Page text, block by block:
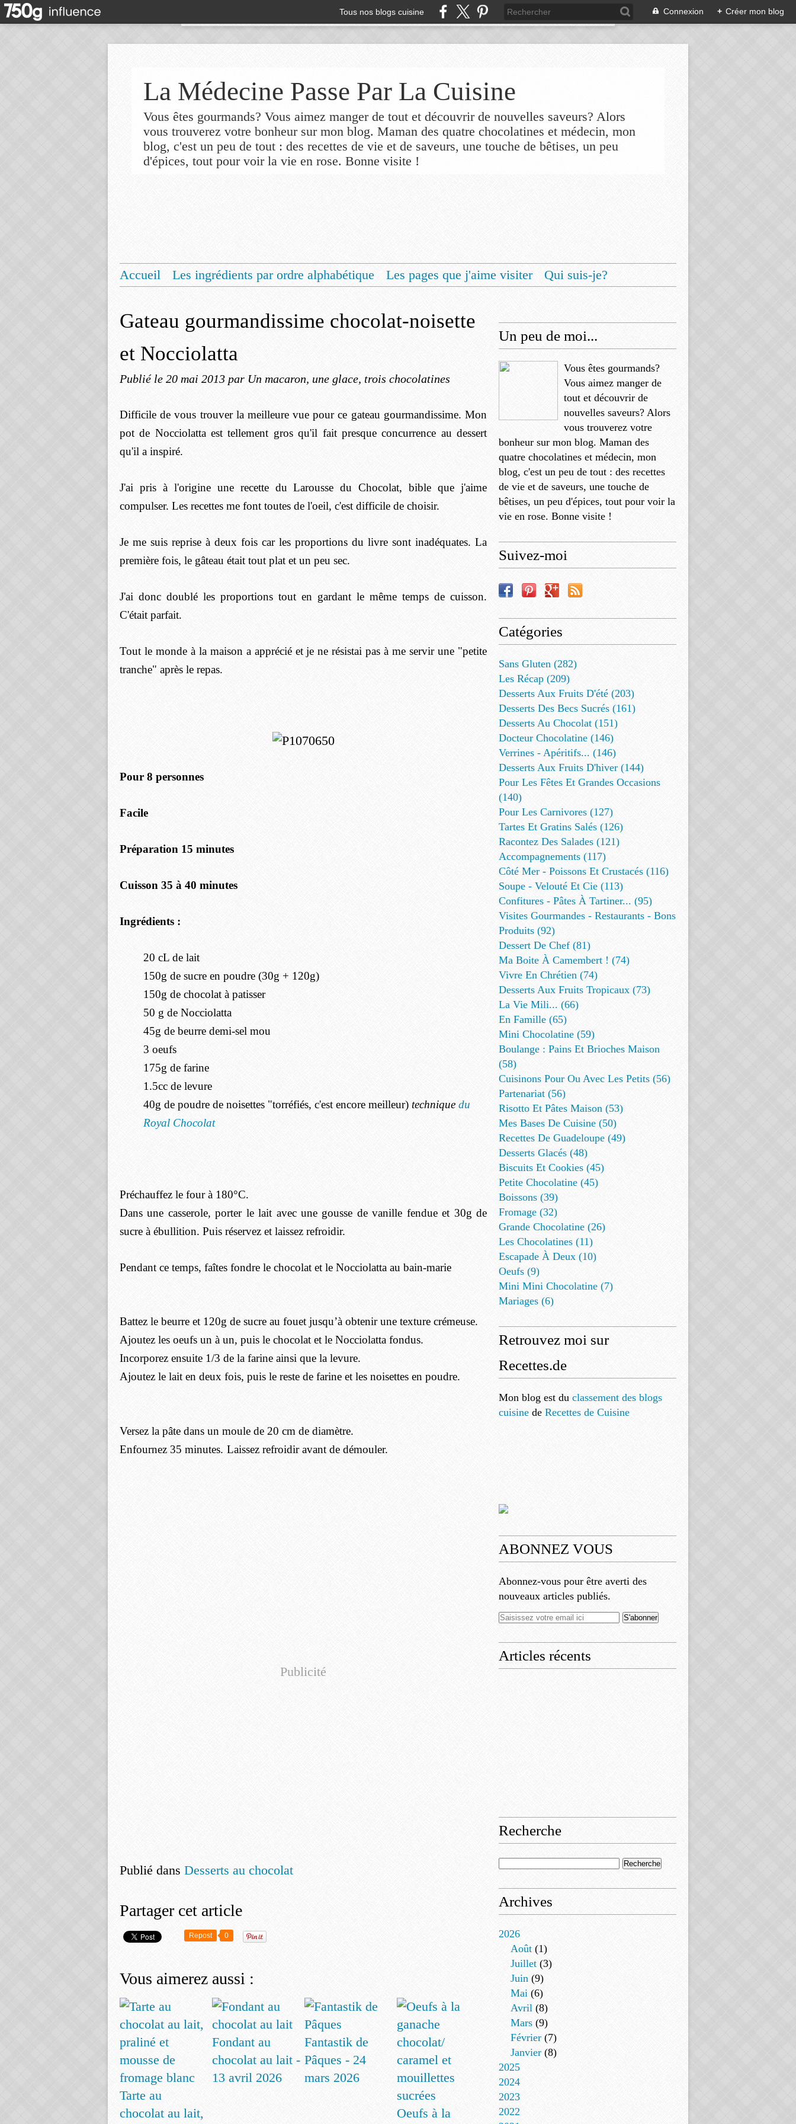
Tous nos blogs cuisine Connexion + Créer mon blog
La Médecine Passe Par La Cuisine
Vous êtes gourmands? Vous aimez manger de tout et découvrir de nouvelles saveurs? Alors
vous trouverez votre bonheur sur mon blog. Maman des quatre chocolatines et médecin, mon
blog, c'est un peu de tout : des recettes de vie et de saveurs, une touche de bêtises, un peu
d'épices, tout pour voir la vie en rose. Bonne visite !
Accueil Les ingrédients par ordre alphabétique Les pages que j'aime visiter
Qui suis-je?
Gateau gourmandissime chocolat-noisette
et Nocciolatta
Publié le 20 mai 2013 par Un macaron, une glace, trois chocolatines
Difficile de vous trouver la meilleure vue pour ce gateau gourmandissime. Mon
pot de Nocciolatta est tellement gros qu'il fait presque concurrence au dessert
qu'il a inspiré.
J'ai pris à l'origine une recette du Larousse du Chocolat, bible que j'aime
compulser. Les recettes me font toutes de l'oeil, c'est difficile de choisir.
Je me suis reprise à deux fois car les proportions du livre sont inadéquates. La
première fois, le gâteau était tout plat et un peu sec.
J'ai donc doublé les proportions tout en gardant le même temps de cuisson.
C'était parfait.
Tout le monde à la maison a apprécié et je ne résistai pas à me servir une "petite
tranche" après le repas.
Pour 8 personnes
Facile
Préparation 15 minutes
Cuisson 35 à 40 minutes
Ingrédients :
20 cL de lait
150g de sucre en poudre (30g + 120g)
150g de chocolat à patisser
50 g de Nocciolatta
45g de beurre demi-sel mou
3 oeufs
175g de farine
1.5cc de levure
40g de poudre de noisettes "torréfiés, c'est encore meilleur) technique du
Royal Chocolat
Préchauffez le four à 180°C.
Dans une casserole, porter le lait avec une gousse de vanille fendue et 30g de
sucre à ébullition. Puis réservez et laissez refroidir.
Pendant ce temps, faîtes fondre le chocolat et le Nocciolatta au bain-marie
Battez le beurre et 120g de sucre au fouet jusqu’à obtenir une texture crémeuse.
Ajoutez les oeufs un à un, puis le chocolat et le Nocciolatta fondus.
Incorporez ensuite 1/3 de la farine ainsi que la levure.
Ajoutez le lait en deux fois, puis le reste de farine et les noisettes en poudre.
Versez la pâte dans un moule de 20 cm de diamètre.
Enfournez 35 minutes. Laissez refroidir avant de démouler.
Publicité
Publié dans Desserts au chocolat
Partager cet article
Repost 0
Vous aimerez aussi :
Tarte au
chocolat au lait,
Fondant au
chocolat au lait -
13 avril 2026
Fantastik de
Pâques - 24
mars 2026
Oeufs à la
Un peu de moi...
Vous êtes gourmands?
Vous aimez manger de
tout et découvrir de
nouvelles saveurs? Alors
vous trouverez votre
bonheur sur mon blog. Maman des
quatre chocolatines et médecin, mon
blog, c'est un peu de tout : des recettes
de vie et de saveurs, une touche de
bêtises, un peu d'épices, tout pour voir la
vie en rose. Bonne visite !
Suivez-moi
Catégories
Sans Gluten (282)
Les Récap (209)
Desserts Aux Fruits D'été (203)
Desserts Des Becs Sucrés (161)
Desserts Au Chocolat (151)
Docteur Chocolatine (146)
Verrines - Apéritifs... (146)
Desserts Aux Fruits D'hiver (144)
Pour Les Fêtes Et Grandes Occasions
(140)
Pour Les Carnivores (127)
Tartes Et Gratins Salés (126)
Racontez Des Salades (121)
Accompagnements (117)
Côté Mer - Poissons Et Crustacés (116)
Soupe - Velouté Et Cie (113)
Confitures - Pâtes À Tartiner... (95)
Visites Gourmandes - Restaurants - Bons
Produits (92)
Dessert De Chef (81)
Ma Boite À Camembert ! (74)
Vivre En Chrétien (74)
Desserts Aux Fruits Tropicaux (73)
La Vie Mili... (66)
En Famille (65)
Mini Chocolatine (59)
Boulange : Pains Et Brioches Maison
(58)
Cuisinons Pour Ou Avec Les Petits (56)
Partenariat (56)
Risotto Et Pâtes Maison (53)
Mes Bases De Cuisine (50)
Recettes De Guadeloupe (49)
Desserts Glacés (48)
Biscuits Et Cookies (45)
Petite Chocolatine (45)
Boissons (39)
Fromage (32)
Grande Chocolatine (26)
Les Chocolatines (11)
Escapade À Deux (10)
Oeufs (9)
Mini Mini Chocolatine (7)
Mariages (6)
Retrouvez moi sur
Recettes.de
Mon blog est du classement des blogs
cuisine de Recettes de Cuisine
ABONNEZ VOUS
Abonnez-vous pour être averti des
nouveaux articles publiés.
Articles récents
Recherche
Archives
2026
Août (1)
Juillet (3)
Juin (9)
Mai (6)
Avril (8)
Mars (9)
Février (7)
Janvier (8)
2025
2024
2023
2022